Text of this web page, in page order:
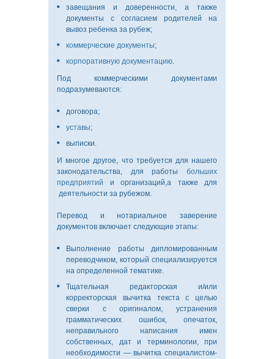
завещания и доверенности, а также
документы с согласием родителей на
вывоз ребенка за рубеж;
коммерческие документы;
корпоративную документацию.
Под коммерческими документами
подразумеваются:
договора;
уставы;
выписки.
И многое другое, что требуется для нашего
законодательства, для работы больших
предприятий и организаций,а также для
деятельности за рубежом.
Перевод и нотариальное заверение
документов включает следующие этапы:
Выполнение работы дипломированным
переводчиком, который специализируется
на определенной тематике.
Тщательная редакторская и/или
корректорская вычитка текста с целью
сверки с оригиналом, устранения
грамматических ошибок, опечаток,
неправильного написания имен
собственных, дат и терминологии, при
необходимости — вычитка специалистом-